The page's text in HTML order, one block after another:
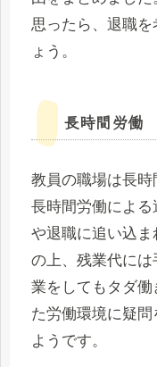
思ったら、退職
ょう。
長時間労働
教員の職場は長時
長時間労働によ
や退職に追い込
の上、残業代に
業をしてもタダ
た労働環境に疑
ようです。